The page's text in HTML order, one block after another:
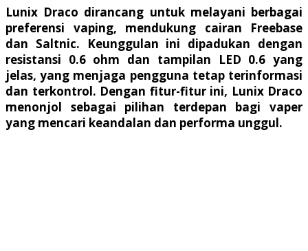
Lunix Draco dirancang untuk melayani berbagai
preferensi vaping, mendukung cairan Freebase
dan Saltnic. Keunggulan ini dipadukan dengan
resistansi 0.6 ohm dan tampilan LED 0.6 yang
jelas, yang menjaga pengguna tetap terinformasi
dan terkontrol. Dengan fitur-fitur ini, Lunix Draco
menonjol sebagai pilihan terdepan bagi vaper
yang mencari keandalan dan performa unggul.